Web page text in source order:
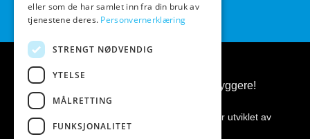
BeerGear.no - Ølbrygging, for ølbryggere!
Kopirett 2026 ©
Nettsiden er utviklet av
eller som de har samlet inn fra din bruk av
tjenestene deres. Personvernerklæring
STRENGT NØDVENDIG
YTELSE
MÅLRETTING
FUNKSJONALITET